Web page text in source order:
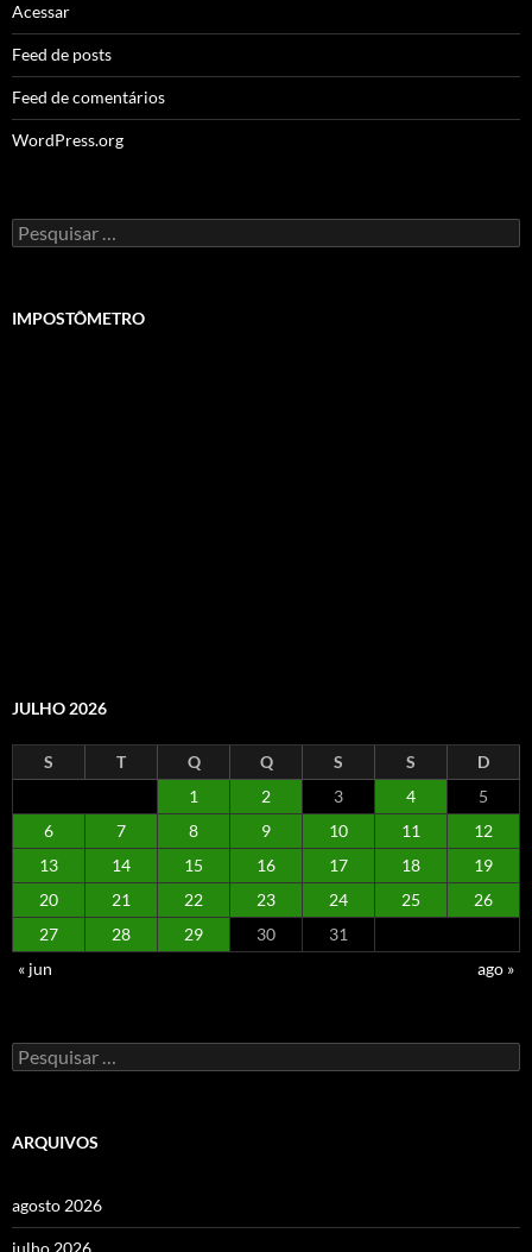
Acessar
Feed de posts
Feed de comentários
WordPress.org
Pesquisar
por:
IMPOSTÔMETRO
JULHO 2026
S T Q Q S S
D
1
2 3 4
5
6
7 8 9 10 11
12
13
14 15 16 17 18
19
20
21 22 23 24 25
26
27
28 29 30
31
« jun
ago »
Pesquisar
por:
ARQUIVOS
agosto 2026